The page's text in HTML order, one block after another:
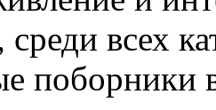
всех
поборники